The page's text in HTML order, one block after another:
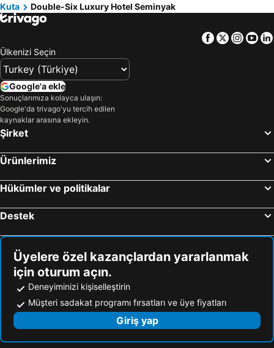
Kuta
Double-Six Luxury Hotel Seminyak
Facebook
Twitter
Ülkenizi Seçin
Google'a ekle
Sonuçlarımıza kolayca ulaşın:
Google'da trivago'yu tercih edilen
kaynaklar arasına ekleyin.
Şirket
Ürünlerimiz
Hükümler ve politikalar
Destek
Üyelere özel kazançlardan yararlanmak
için oturum açın.
Deneyiminizi kişiselleştirin
Müşteri sadakat programı fırsatları ve üye fiyatları
Giriş yap